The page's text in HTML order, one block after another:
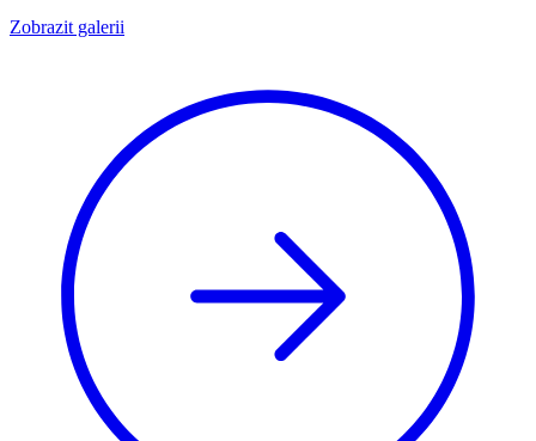
Zobrazit galerii